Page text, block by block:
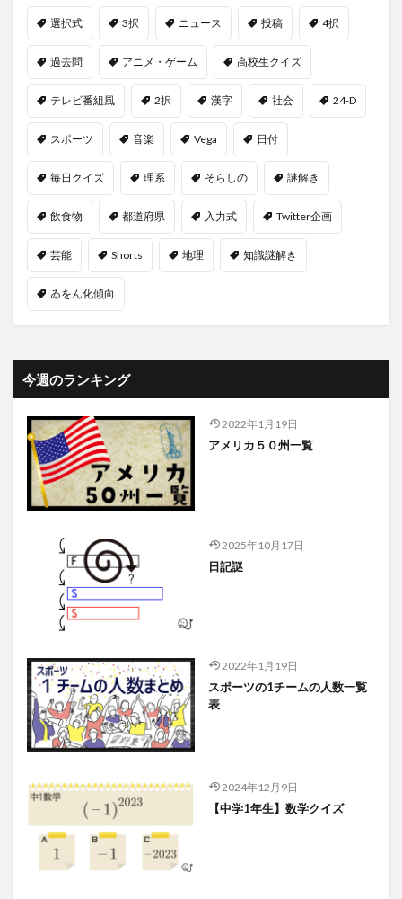
選択式 3択 ニュース 投稿 4択
過去問 アニメ・ゲーム 高校生クイズ
テレビ番組風 2択 漢字 社会 24-D
スポーツ 音楽 Vega 日付
毎日クイズ 理系 そらしの 謎解き
飲食物 都道府県 入力式 Twitter企画
芸能 Shorts 地理 知識謎解き
ゐをん化傾向
今週のランキング
2022年1月19日
アメリカ５０州一覧
2025年10月17日
日記謎
2022年1月19日
スポーツの1チームの人数一覧
表
2024年12月9日
【中学1年生】数学クイズ